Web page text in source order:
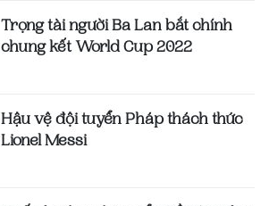
Trọng tài người Ba Lan bắt chính
chung kết World Cup 2022
Hậu vệ đội tuyển Pháp thách thức
Lionel Messi